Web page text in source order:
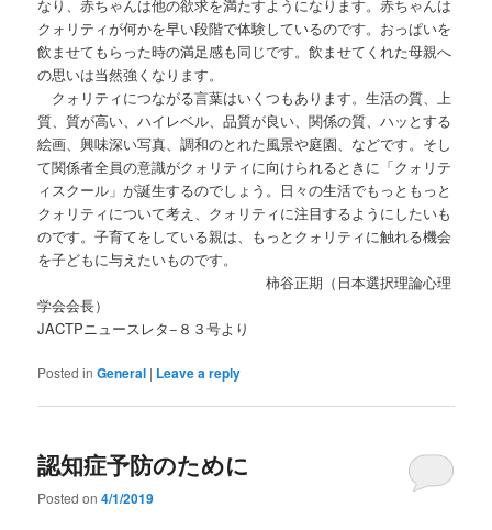
なり、赤ちゃんは他の欲求を満たすようになります。赤ちゃんは
クォリティが何かを早い段階で体験しているのです。おっぱいを
飲ませてもらった時の満足感も同じです。飲ませてくれた母親へ
の思いは当然強くなります。
クォリティにつながる言葉はいくつもあります。生活の質、上
質、質が高い、ハイレベル、品質が良い、関係の質、ハッとする
絵画、興味深い写真、調和のとれた風景や庭園、などです。そし
て関係者全員の意識がクォリティに向けられるときに「クォリテ
ィスクール」が誕生するのでしょう。日々の生活でもっともっと
クォリティについて考え、クォリティに注目するようにしたいも
のです。子育てをしている親は、もっとクォリティに触れる機会
を子どもに与えたいものです。
柿谷正期（日本選択理論心理
学会会長）
JACTPニュースレタ−８３号より
Posted in General | Leave a reply
認知症予防のために
Posted on4/1/2019